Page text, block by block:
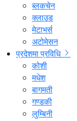
ब्लकचेन
क्लाउड
मेटाभर्स
अटोमेसन
प्रदेशमा प्रविधि
कोशी
मधेश
बागमती
गण्डकी
लुम्बिनी